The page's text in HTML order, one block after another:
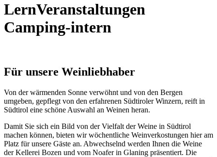
LernVeranstaltungen
Camping-intern
Für unsere Weinliebhaber
Von der wärmenden Sonne verwöhnt und von den Bergen
umgeben, gepflegt von den erfahrenen Südtiroler Winzern, reift in
Südtirol eine schöne Auswahl an Weinen heran.
Damit Sie sich ein Bild von der Vielfalt der Weine in Südtirol
machen können, bieten wir wöchentliche Weinverkostungen hier am
Platz für unsere Gäste an. Abwechselnd werden Ihnen die Weine
der Kellerei Bozen und vom Noafer in Glaning präsentiert. Die